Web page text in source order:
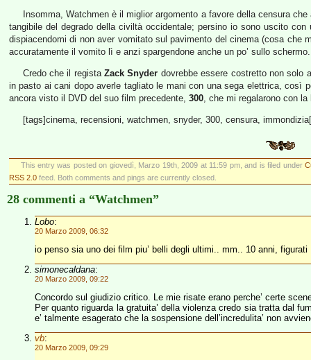
Insomma, Watchmen è il miglior argomento a favore della censura
tangibile del degrado della civiltà occidentale; persino io sono uscito
dispiacendomi di non aver vomitato sul pavimento del cinema (cosa che
accuratamente il vomito lì e anzi spargendone anche un po’ sullo schermo.
Credo che il regista Zack Snyder dovrebbe essere costretto non solo
in pasto ai cani dopo averle tagliato le mani con una sega elettrica, così
ancora visto il DVD del suo film precedente, 300, che mi regalarono con la
[tags]cinema, recensioni, watchmen, snyder, 300, censura,
This entry was posted on giovedì, Marzo 19th, 2009 at 11:59 pm, and is filed under
RSS 2.0 feed. Both comments and pings are currently closed.
28 commenti a “Watchmen”
Lobo:
20 Marzo 2009, 06:32
io penso sia uno dei film piu’ belli degli ultimi.. mm.. 10 anni, figurati
simonecaldana:
20 Marzo 2009, 09:22
Concordo sul giudizio critico. Le mie risate erano perche’ certe
Per quanto riguarda la gratuita’ della violenza credo sia tratta dal
e’ talmente esagerato che la sospensione dell’incredulita’ non
vb:
20 Marzo 2009, 09:29